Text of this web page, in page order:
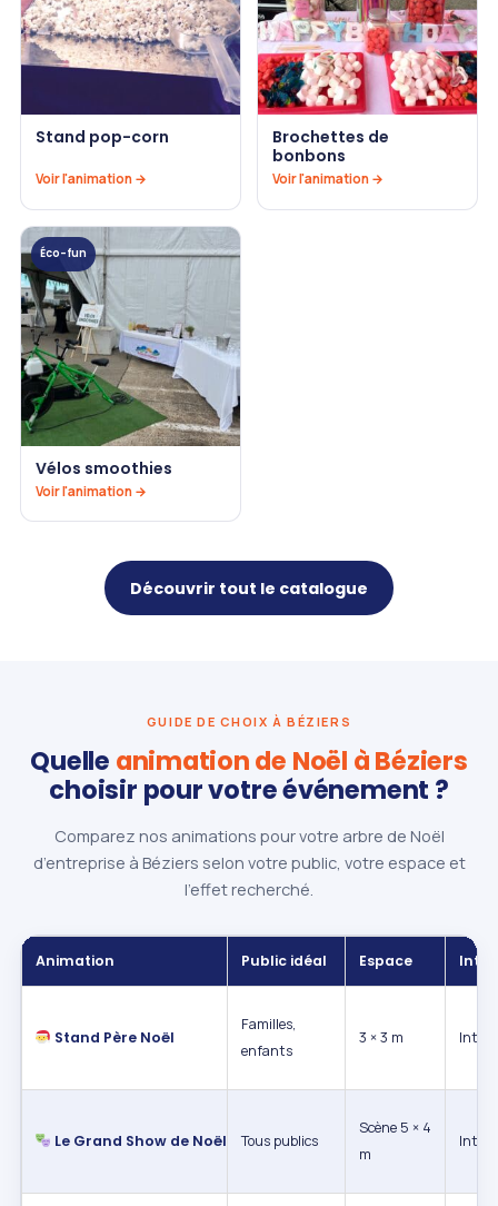
Stand pop-corn
Voir l'animation →
Brochettes de
bonbons
Voir l'animation →
Éco-fun
Vélos smoothies
Voir l'animation →
Découvrir tout le catalogue
GUIDE DE CHOIX À BÉZIERS
Quelle animation de Noël à Béziers
choisir pour votre événement ?
Comparez nos animations pour votre arbre de Noël
d’entreprise à Béziers selon votre public, votre espace et
l’effet recherché.
Animation Public idéal Espace
Stand Père Noël
Familles,
enfants
3 × 3 m
Le Grand Show de Noël Tous publics
Scène 5 × 4
m